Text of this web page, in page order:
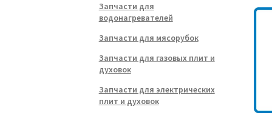
Запчасти для
водонагревателей
Запчасти для мясорубок
Запчасти для газовых плит и
духовок
Запчасти для электрических
плит и духовок